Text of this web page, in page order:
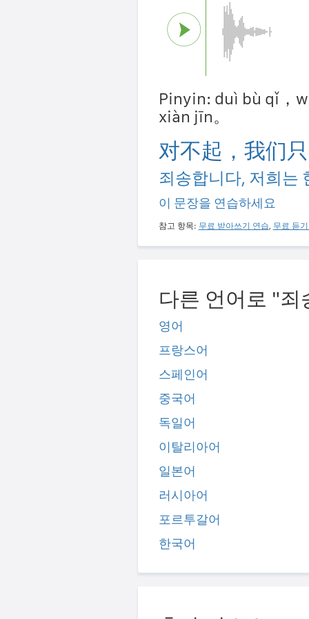
Pinyin: duì bù qǐ，
xiàn jīn。
对不起，我们
죄송합니다, 저희는
이 문장을 연습하세요
참고 항목: 무료 받아쓰기 연습, 무료 듣
다른 언어로 "
영어
프랑스어
스페인어
중국어
독일어
이탈리아어
일본어
러시아어
포르투갈어
한국어